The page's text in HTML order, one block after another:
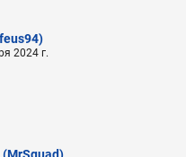
2024 г.